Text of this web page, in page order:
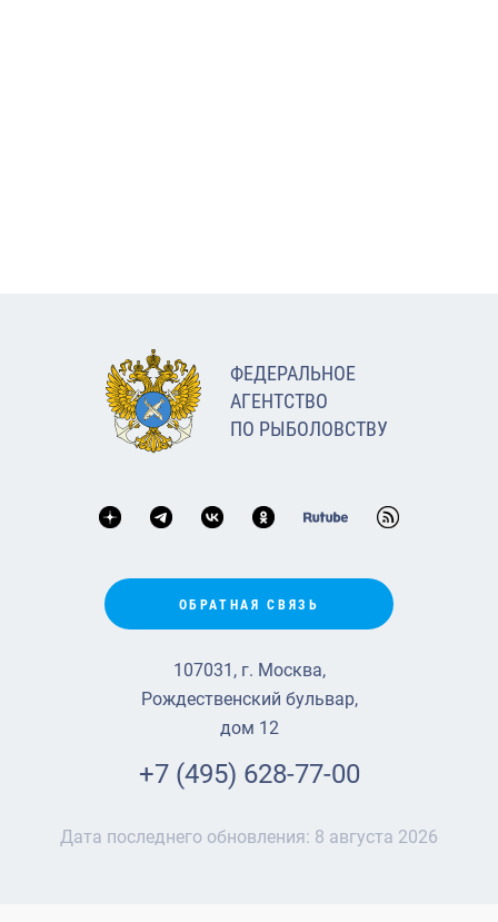
ФЕДЕРАЛЬНОЕ
АГЕНТСТВО
ПО РЫБОЛОВСТВУ
ОБРАТНАЯ СВЯЗЬ
107031, г. Москва,
Рождественский бульвар,
дом 12
+7 (495) 628-77-00
Дата последнего обновления: 8 августа 2026